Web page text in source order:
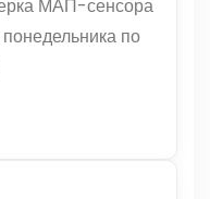
МАП-сенсора
по